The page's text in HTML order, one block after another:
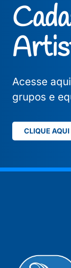
Acesse
grupos e
CLIQUE